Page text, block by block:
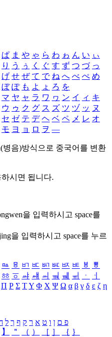
ぱ ま や ゃ ら わ ゎ ん い ぃ
り う ぅ く ぐ す ず つ づ っ
げ せ ぜ て で ね へ べ ぺ め
ぼ ぽ も よ ょ ろ を
マ ヤ ャ ラ ワ ヮ ン イ ィ キ
ウ ゥ ク グ ス ズ ツ ヅ ッ ヌ
セ ゼ テ デ ヘ ベ ペ メ レ オ
モ ヨ ョ ロ ヲ ―
병음)방식으로 중국어를 변환
시면 됩니다.
을 입력하시고 space를
을 입력하시고 space를 누르
ㅰ ㅱ ㅲ ㅳ ㅴ ㅵ ㅶ ㅷ ㅸ
ㅹ
ㆅ ㆆ ㆇ ㆈ ㆉ ㆊ ㆋ ㆌ ㆍ
ㆎ
Π Ρ Σ ΤΥ Φ Χ Ψ Ω α β γ δ ε ζ η
פ ם ן ו ט א ר ק ף ך ל
】 ＂ （ ） ［ ］ ｛ ｝